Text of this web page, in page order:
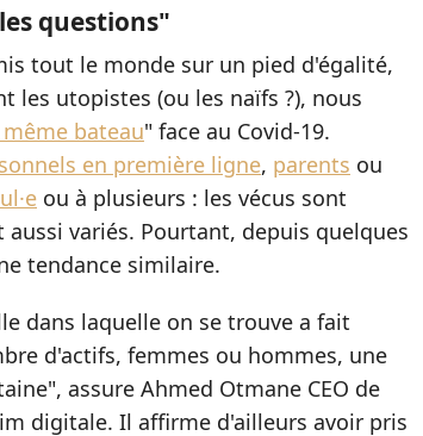
questions"
tout le monde sur un pied d'égalité,
les utopistes (ou les naïfs ?), nous
bateau" face au Covid-19.
en première ligne, parents ou
ou à plusieurs : les vécus sont
variés. Pourtant, depuis quelques
tendance similaire.
dans laquelle on se trouve a fait
d'actifs, femmes ou hommes, une
assure Ahmed Otmane CEO de
digitale. Il affirme d'ailleurs avoir pris